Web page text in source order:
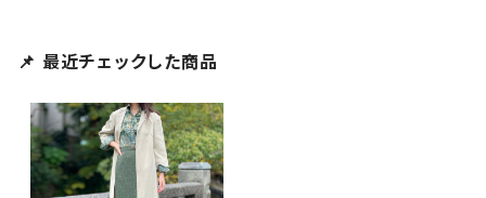
📌 最近チェックした商品